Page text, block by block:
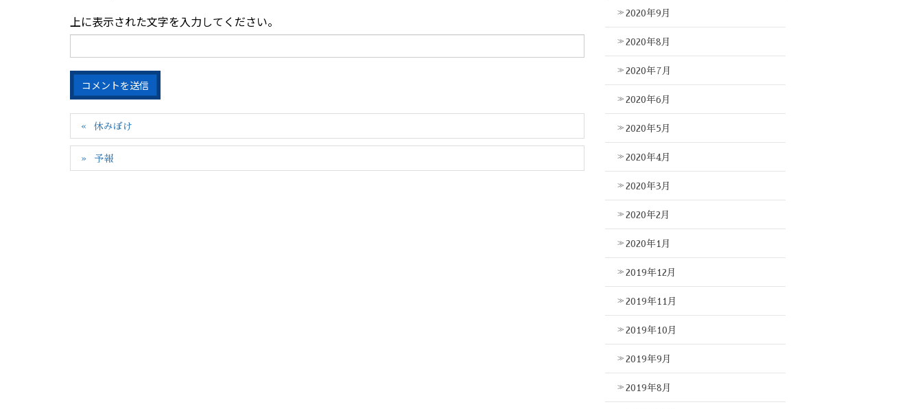
上に表示された文字を入力してください。
休みぼけ
予報
2020年9月
2020年8月
2020年7月
2020年6月
2020年5月
2020年4月
2020年3月
2020年2月
2020年1月
2019年12月
2019年11月
2019年10月
2019年9月
2019年8月